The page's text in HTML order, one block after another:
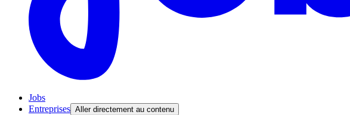
Jobs
Entreprises Aller directement au contenu